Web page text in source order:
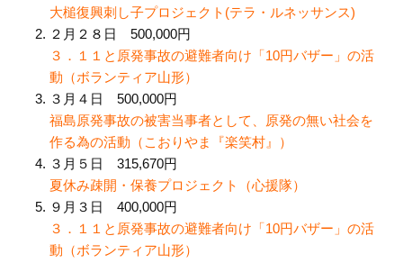
大槌復興刺し子プロジェクト(テラ・ルネッサンス)
２月２８日 500,000円
３．１１と原発事故の避難者向け「10円バザー」の活
動（ボランティア山形）
３月４日 500,000円
福島原発事故の被害当事者として、原発の無い社会を
作る為の活動（こおりやま『楽笑村』）
３月５日 315,670円
夏休み疎開・保養プロジェクト（心援隊）
９月３日 400,000円
３．１１と原発事故の避難者向け「10円バザー」の活
動（ボランティア山形）